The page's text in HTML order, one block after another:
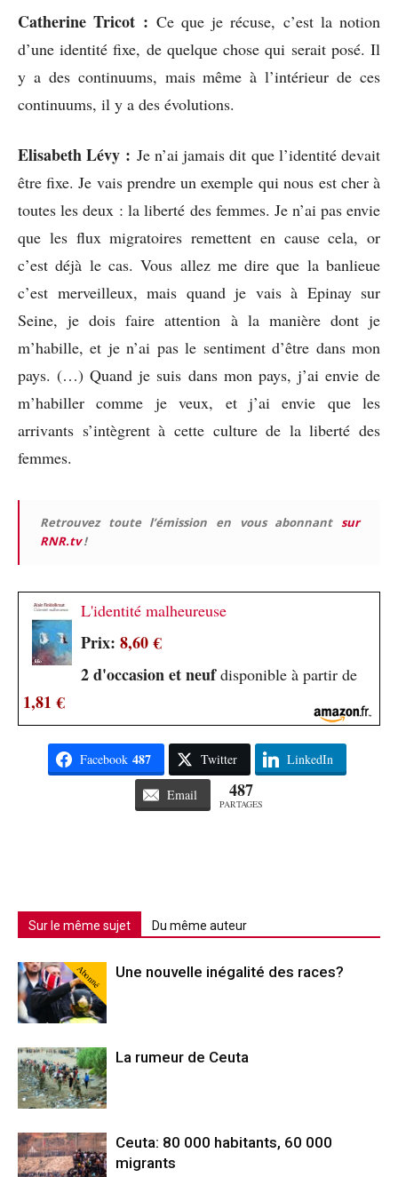
Catherine Tricot : Ce que je récuse, c’est la notion
d’une identité fixe, de quelque chose qui serait posé. Il
y a des continuums, mais même à l’intérieur de ces
continuums, il y a des évolutions.
Elisabeth Lévy : Je n’ai jamais dit que l’identité devait
être fixe. Je vais prendre un exemple qui nous est cher à
toutes les deux : la liberté des femmes. Je n’ai pas envie
que les flux migratoires remettent en cause cela, or
c’est déjà le cas. Vous allez me dire que la banlieue
c’est merveilleux, mais quand je vais à Epinay sur
Seine, je dois faire attention à la manière dont je
m’habille, et je n’ai pas le sentiment d’être dans mon
pays. (…) Quand je suis dans mon pays, j’ai envie de
m’habiller comme je veux, et j’ai envie que les
arrivants s’intègrent à cette culture de la liberté des
femmes.
Retrouvez toute l’émission en vous abonnant sur
RNR.tv!
L'identité malheureuse
Prix: 8,60 €
2 d'occasion et neufdisponible à partir de
1,81 €
Facebook 487 Twitter LinkedIn
Email 487
PARTAGES
Sur le même sujet Du même auteur
Abonné Une nouvelle inégalité des races?
La rumeur de Ceuta
Ceuta: 80 000 habitants, 60 000
migrants